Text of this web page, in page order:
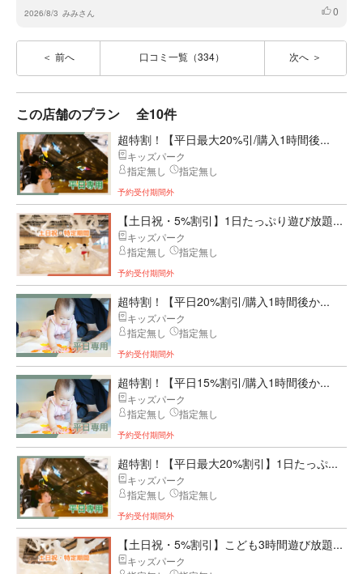
2026/8/3 みみさん いいね
0
前へ 口コミ一覧（334） 次へ
この店舗のプラン 全10件
超特割！【平日最大20%引/購入1時間後...
キッズパーク
指定無し
指定無し
予約受付期間外
【土日祝・5%割引】1日たっぷり遊び放題...
キッズパーク
指定無し
指定無し
予約受付期間外
超特割！【平日20%割引/購入1時間後か...
キッズパーク
指定無し
指定無し
予約受付期間外
超特割！【平日15%割引/購入1時間後か...
キッズパーク
指定無し
指定無し
予約受付期間外
超特割！【平日最大20%割引】1日たっぷ...
キッズパーク
指定無し
指定無し
予約受付期間外
【土日祝・5%割引】こども3時間遊び放題...
キッズパーク